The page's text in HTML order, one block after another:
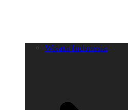
Wisata Indonesia